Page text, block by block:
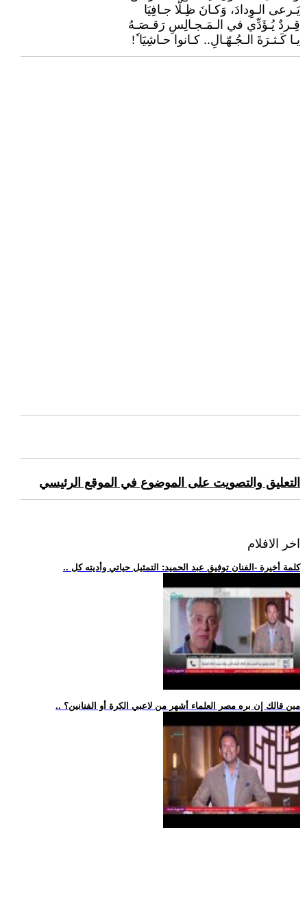
يَـرعى الـوِدادَ، وَكـانَ ظِـلًّا جـافِيَا
قِـردٌ يُـؤَدِّي في الـمَـجـالِسِ رَقـصَـهُ
يـا كَـثـرَةَ الـجُـهّـالِ.. كـانوا حـاشِيَا ٗ!
التعليق والتصويت على الموضوع في الموقع الرئيسي
اخر الافلام
.. كلمة أخيرة -الفنان توفيق عبد الحميد: التمثيل حياتي وأديته كل
.. مين قالك إن بره مصر العلماء أشهر من لاعبي الكرة أو الفنانين؟